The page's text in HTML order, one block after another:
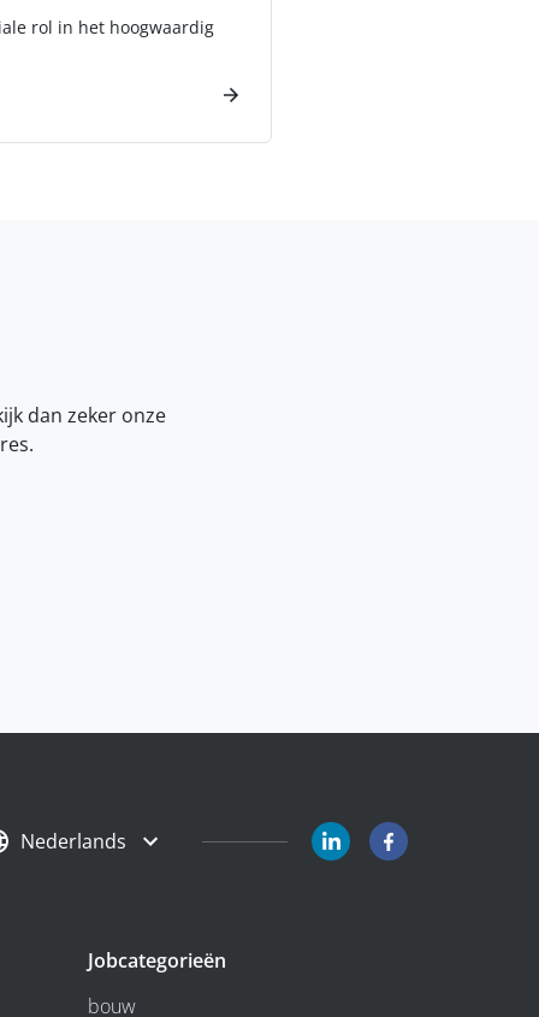
rol in het hoogwaardig
dan zeker onze
Nederlands
Jobcategorieën
bouw